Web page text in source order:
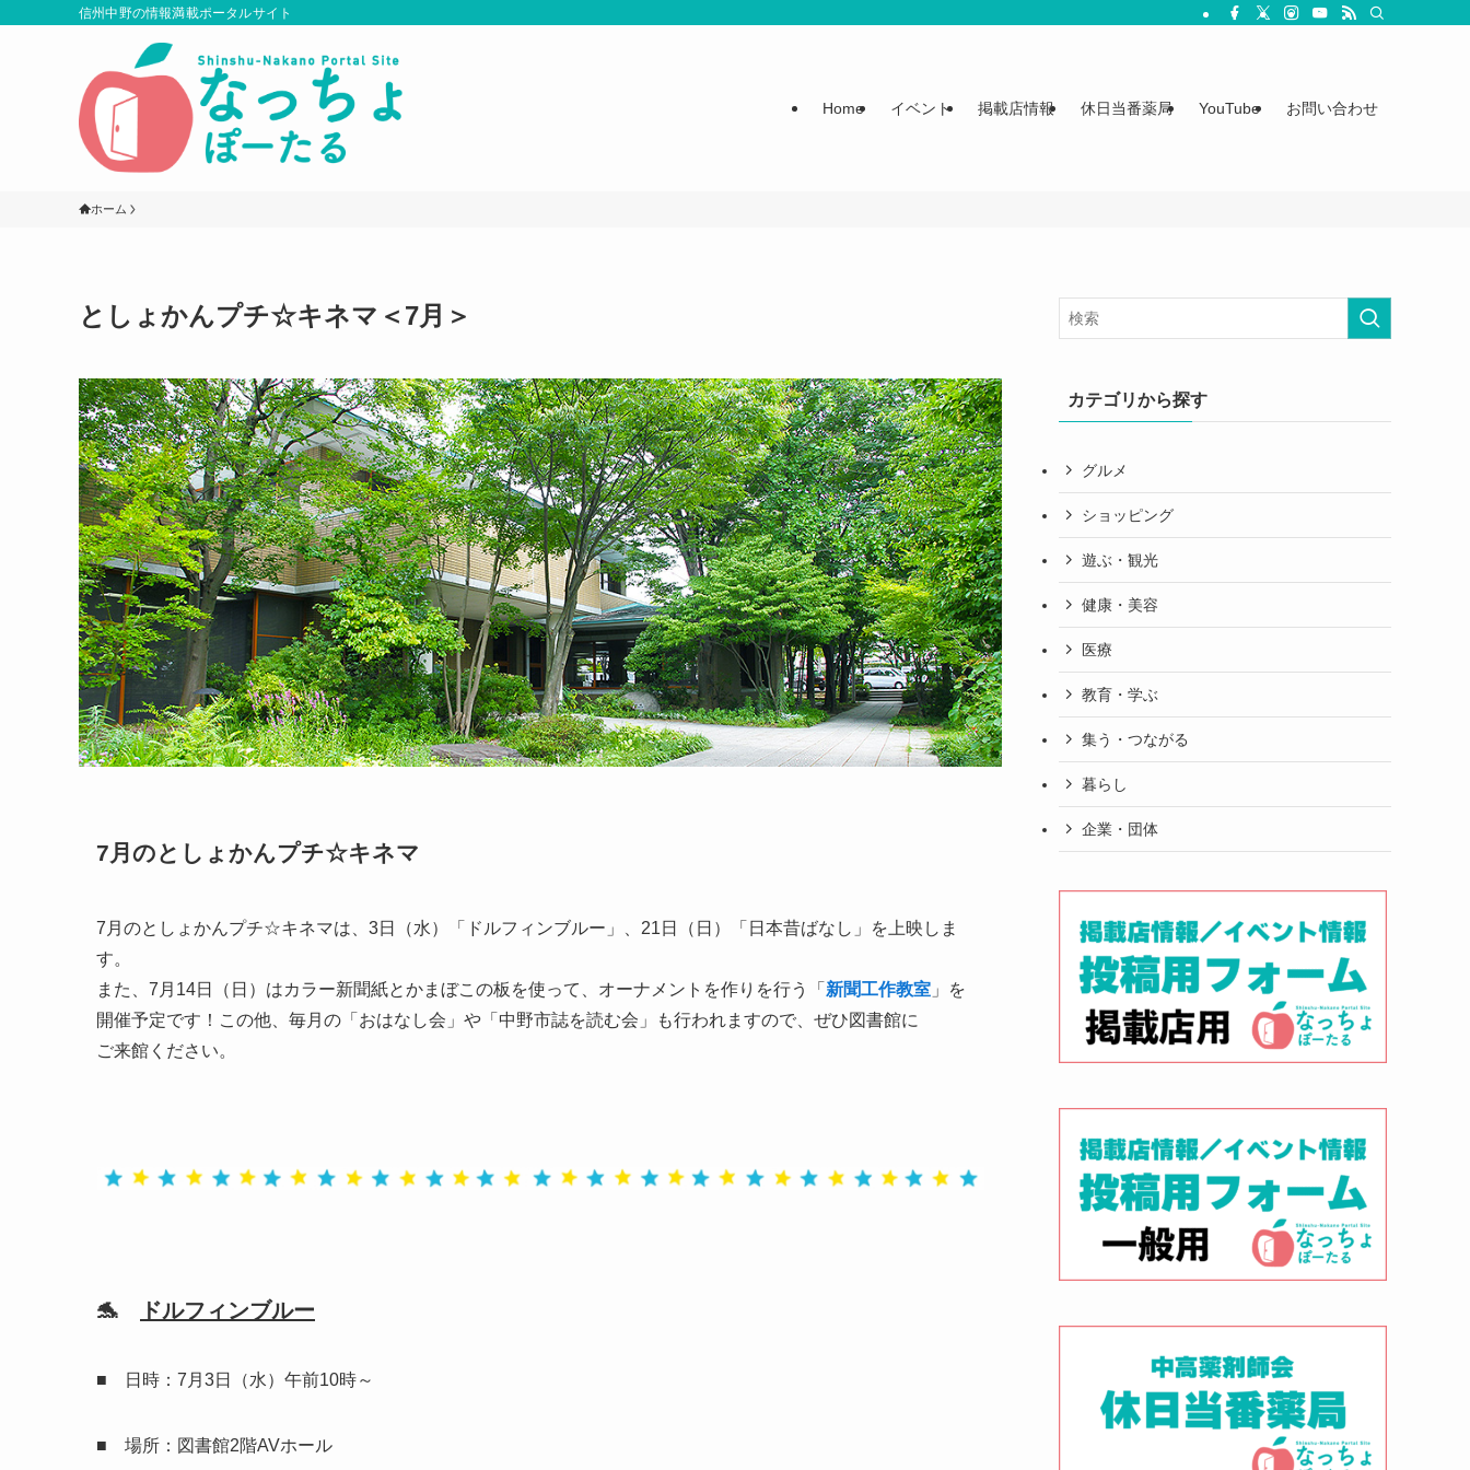
信州中野の情報満載ポータルサイト
Home イベント 掲載店情報 休日当番薬局 YouTube お問い合わせ
ホーム
としょかんプチ☆キネマ＜7月＞
7月のとしょかんプチ☆キネマ
7月のとしょかんプチ☆キネマは、3日（水）「ドルフィンブルー」、21日（日）「日本昔ばなし」を上映しま
す。
また、7月14日（日）はカラー新聞紙とかまぼこの板を使って、オーナメントを作りを行う「 新聞工作教室 」を
開催予定です！この他、毎月の「おはなし会」や「中野市誌を読む会」も行われますので、ぜひ図書館に
ご来館ください。
🐬 ドルフィンブルー
■ 日時：7月3日（水）午前10時～
■ 場所：図書館2階AVホール
カテゴリから探す
グルメ
ショッピング
遊ぶ・観光
健康・美容
医療
教育・学ぶ
集う・つながる
暮らし
企業・団体